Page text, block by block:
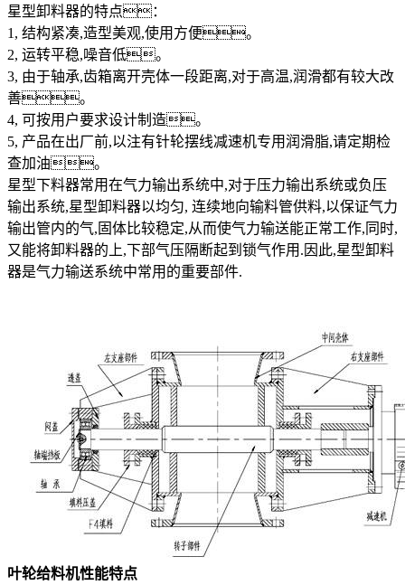
星型卸料器的特点：
1, 结构紧凑,造型美观,使用方便。
2, 运转平稳,噪音低。
3, 由于轴承,齿箱离开壳体一段距离,对于高温,润滑都有较大改
善。
4, 可按用户要求设计制造。
5, 产品在出厂前,以注有针轮摆线减速机专用润滑脂,请定期检
查加油。
星型下料器常用在气力输出系统中,对于压力输出系统或负压
输出系统,星型卸料器以均匀, 连续地向输料管供料,以保证气力
输出管内的气,固体比较稳定,从而使气力输送能正常工作,同时,
又能将卸料器的上,下部气压隔断起到锁气作用.因此,星型卸料
器是气力输送系统中常用的重要部件.
叶轮给料机性能特点